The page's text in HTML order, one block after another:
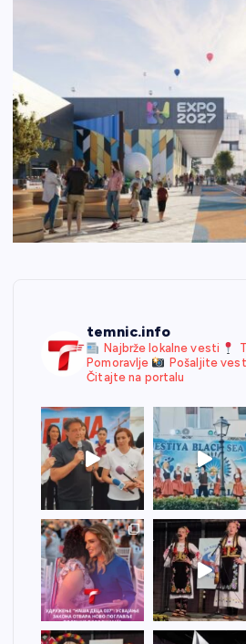
temnic.info
Najbrže lokalne vesti
Pomoravlje
Pošaljite
Čitajte na portalu